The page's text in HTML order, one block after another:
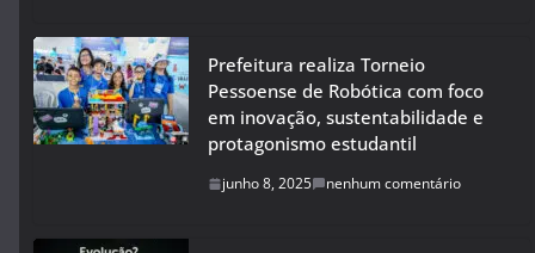
Prefeitura realiza Torneio
Pessoense de Robótica com foco
em inovação, sustentabilidade e
protagonismo estudantil
junho 8, 2025 nenhum comentário